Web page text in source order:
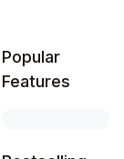
Popular
Features